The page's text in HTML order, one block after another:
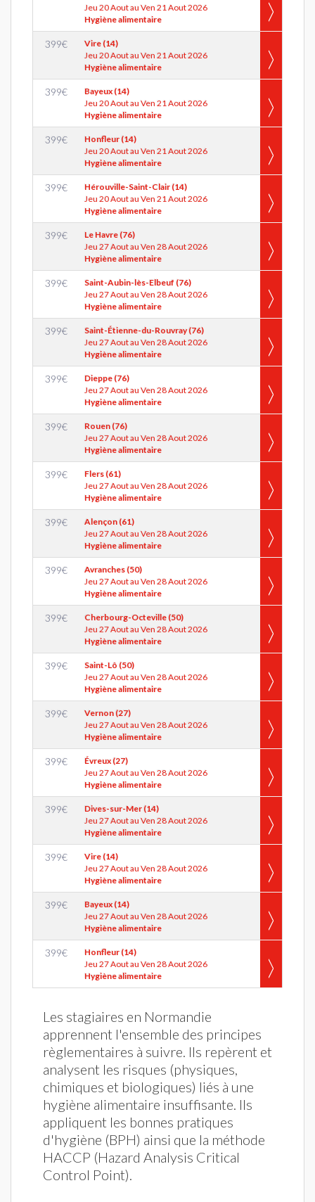
Jeu 20 Aout au Ven 21 Aout 2026
Hygiène alimentaire
399€
Vire (14)
Jeu 20 Aout au Ven 21 Aout 2026
Hygiène alimentaire
399€
Bayeux (14)
Jeu 20 Aout au Ven 21 Aout 2026
Hygiène alimentaire
399€
Honfleur (14)
Jeu 20 Aout au Ven 21 Aout 2026
Hygiène alimentaire
399€
Hérouville-Saint-Clair (14)
Jeu 20 Aout au Ven 21 Aout 2026
Hygiène alimentaire
399€
Le Havre (76)
Jeu 27 Aout au Ven 28 Aout 2026
Hygiène alimentaire
399€
Saint-Aubin-lès-Elbeuf (76)
Jeu 27 Aout au Ven 28 Aout 2026
Hygiène alimentaire
399€
Saint-Étienne-du-Rouvray (76)
Jeu 27 Aout au Ven 28 Aout 2026
Hygiène alimentaire
399€
Dieppe (76)
Jeu 27 Aout au Ven 28 Aout 2026
Hygiène alimentaire
399€
Rouen (76)
Jeu 27 Aout au Ven 28 Aout 2026
Hygiène alimentaire
399€
Flers (61)
Jeu 27 Aout au Ven 28 Aout 2026
Hygiène alimentaire
399€
Alençon (61)
Jeu 27 Aout au Ven 28 Aout 2026
Hygiène alimentaire
399€
Avranches (50)
Jeu 27 Aout au Ven 28 Aout 2026
Hygiène alimentaire
399€
Cherbourg-Octeville (50)
Jeu 27 Aout au Ven 28 Aout 2026
Hygiène alimentaire
399€
Saint-Lô (50)
Jeu 27 Aout au Ven 28 Aout 2026
Hygiène alimentaire
399€
Vernon (27)
Jeu 27 Aout au Ven 28 Aout 2026
Hygiène alimentaire
399€
Évreux (27)
Jeu 27 Aout au Ven 28 Aout 2026
Hygiène alimentaire
399€
Dives-sur-Mer (14)
Jeu 27 Aout au Ven 28 Aout 2026
Hygiène alimentaire
399€
Vire (14)
Jeu 27 Aout au Ven 28 Aout 2026
Hygiène alimentaire
399€
Bayeux (14)
Jeu 27 Aout au Ven 28 Aout 2026
Hygiène alimentaire
399€
Honfleur (14)
Jeu 27 Aout au Ven 28 Aout 2026
Hygiène alimentaire
Les stagiaires en Normandie
apprennent l'ensemble des principes
règlementaires à suivre. Ils repèrent et
analysent les risques (physiques,
chimiques et biologiques) liés à une
hygiène alimentaire insuffisante. Ils
appliquent les bonnes pratiques
d'hygiène (BPH) ainsi que la méthode
HACCP (Hazard Analysis Critical
Control Point).